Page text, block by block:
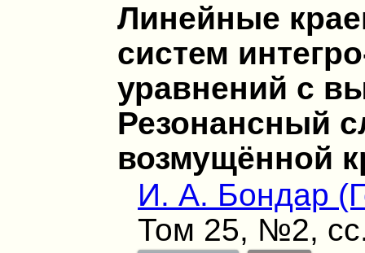
Линейные
систем
уравнений с
Резонансный
возмущённой
И. А. Бондар
Том 25, №2,